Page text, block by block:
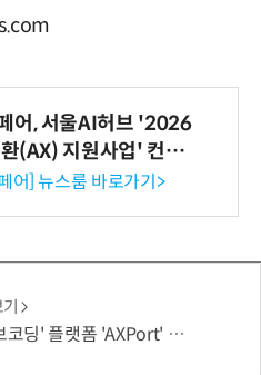
어, 서울AI허브 '2026
(AX) 지원사업' 컨소
정
어] 뉴스룸 바로가기>
'AXPort' 출시…AX 시장 본격 공략